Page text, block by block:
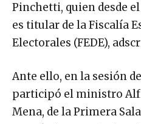
es titular de la Fiscalía
Electorales (FEDE),
Ante ello, en la sesión
participó el ministro
Mena​, de la Primera Sala